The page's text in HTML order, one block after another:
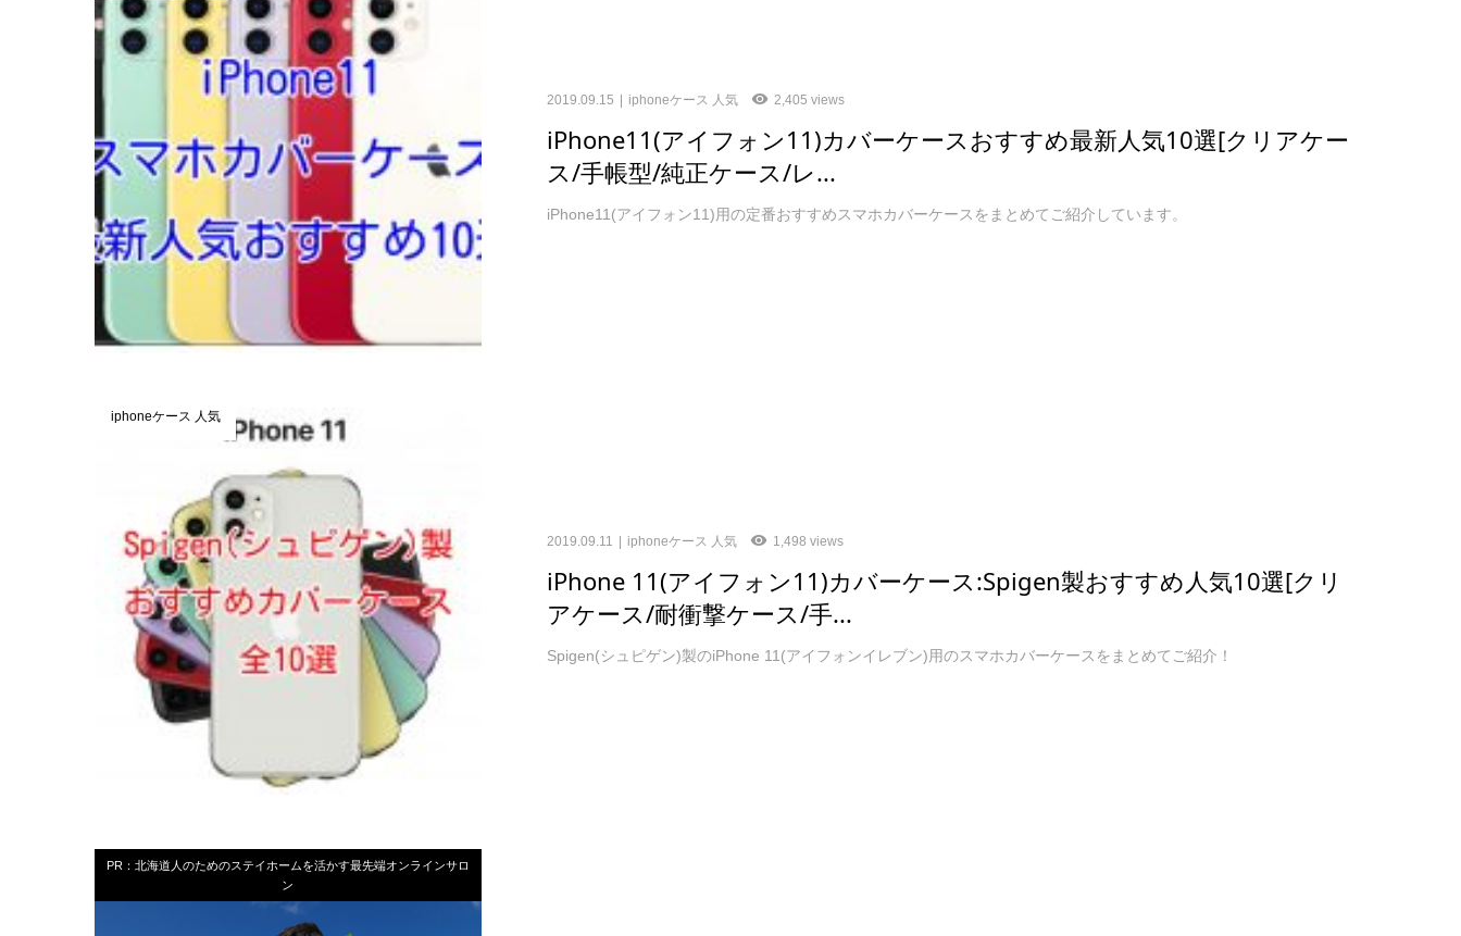
2019.09.15 iphoneケース 人気 2,405 views
iPhone11(アイフォン11)カバーケースおすすめ最新人気10選[クリアケー
ス/手帳型/純正ケース/レ...
iPhone11(アイフォン11)用の定番おすすめスマホカバーケースをまとめてご紹介しています。
iphoneケース 人気
2019.09.11 iphoneケース 人気 1,498 views
iPhone 11(アイフォン11)カバーケース:Spigen製おすすめ人気10選[クリ
アケース/耐衝撃ケース/手...
Spigen(シュピゲン)製のiPhone 11(アイフォンイレブン)用のスマホカバーケースをまとめてご紹介！
PR：北海道人のためのステイホームを活かす最先端オンラインサロ
ン